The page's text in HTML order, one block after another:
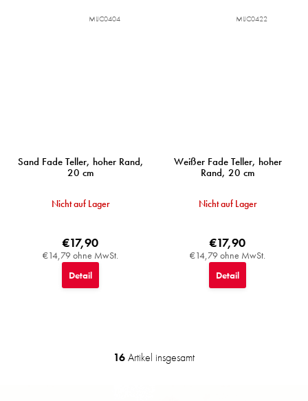
Sand Fade Teller, hoher Rand,
20 cm
Nicht auf Lager
€14,79 ohne MwSt.
€17,90
Detail
MIJC0404
Weißer Fade Teller, hoher
Rand, 20 cm
Nicht auf Lager
€14,79 ohne MwSt.
€17,90
Detail
MIJC0422
S
16Artikel insgesamt